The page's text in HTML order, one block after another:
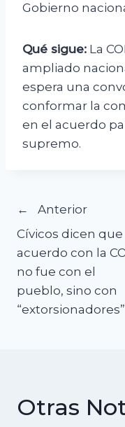
Gobierno
Qué sigue: La
ampliado
espera una
conformar la
en el acuerdo
supremo.
de
entradas
Anterior
Cívicos dicen que
acuerdo con la
no fue con el
pueblo, sino con
“extorsionadores”
Otras